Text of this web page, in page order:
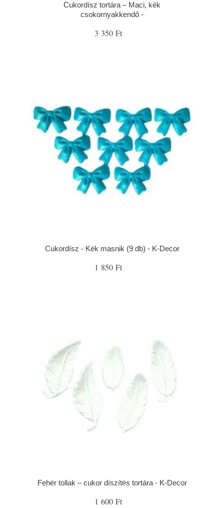
Cukordísz tortára – Maci, kék
csokornyakkendő -
3 350 Ft
Cukordísz - Kék masnik (9 db) - K-Decor
1 850 Ft
Fehér tollak – cukor díszítés tortára - K-Decor
1 600 Ft